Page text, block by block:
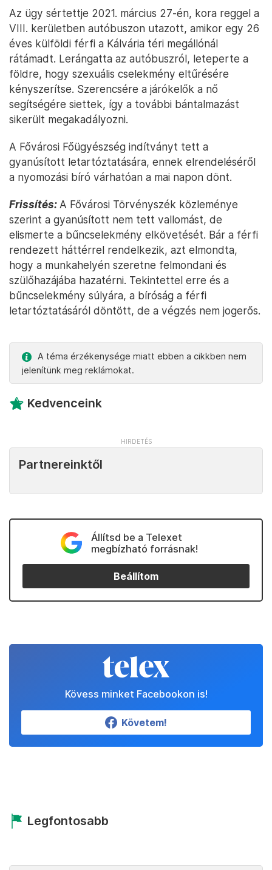
Az ügy sértettje 2021. március 27-én, kora reggel a
VIII. kerületben autóbuszon utazott, amikor egy 26
éves külföldi férfi a Kálvária téri megállónál
rátámadt. Lerángatta az autóbuszról, leteperte a
földre, hogy szexuális cselekmény eltűrésére
kényszerítse. Szerencsére a járókelők a nő
segítségére siettek, így a további bántalmazást
sikerült megakadályozni.
A Fővárosi Főügyészség indítványt tett a
gyanúsított letartóztatására, ennek elrendeléséről
a nyomozási bíró várhatóan a mai napon dönt.
Frissítés: A Fővárosi Törvényszék közleménye
szerint a gyanúsított nem tett vallomást, de
elismerte a bűncselekmény elkövetését. Bár a férfi
rendezett háttérrel rendelkezik, azt elmondta,
hogy a munkahelyén szeretne felmondani és
szülőhazájába hazatérni. Tekintettel erre és a
bűncselekmény súlyára, a bíróság a férfi
letartóztatásáról döntött, de a végzés nem jogerős.
A téma érzékenysége miatt ebben a cikkben nem
jelenítünk meg reklámokat.
Kedvenceink
Partnereinktől
Állítsd be a Telexet
megbízható forrásnak!
Beállítom
Kövess minket Facebookon is!
Követem!
Legfontosabb